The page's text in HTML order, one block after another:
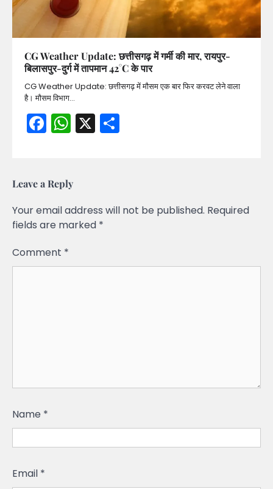
CG Weather Update: छत्तीसगढ़ में गर्मी की मार, रायपुर-
बिलासपुर-दुर्ग में तापमान 42°C के पार
CG Weather Update: छत्तीसगढ़ में मौसम एक बार फिर करवट लेने वाला
है। मौसम विभाग…
Facebook
WhatsApp
X
Leave a Reply
Your email address will not be published. Required
fields are marked *
Comment *
Name *
Email *